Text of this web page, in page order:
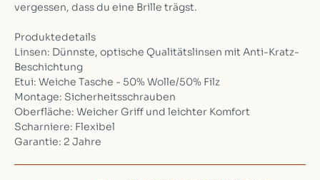
vergessen, dass du eine Brille trägst.
Produktedetails
Linsen: Dünnste, optische Qualitätslinsen mit Anti-Kratz-
Beschichtung
Etui: Weiche Tasche - 50% Wolle/50% Filz
Montage: Sicherheitsschrauben
Oberfläche: Weicher Griff und leichter Komfort
Scharniere: Flexibel
Garantie: 2 Jahre